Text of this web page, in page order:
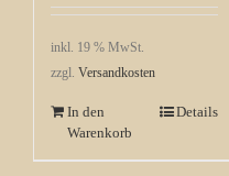
inkl. 19 % MwSt.
zzgl. Versandkosten
In den
Warenkorb
Details